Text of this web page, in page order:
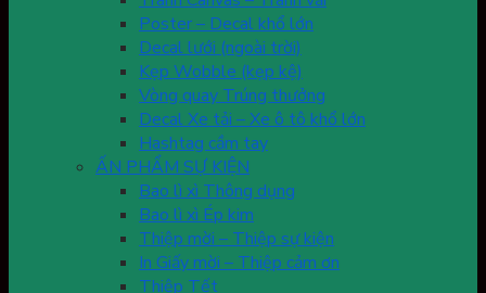
Poster – Decal khổ lớn
Decal lưới (ngoài trời)
Kẹp Wobble (kẹp kệ)
Vòng quay Trúng thưởng
Decal Xe tải – Xe ô tô khổ lớn
Hashtag cầm tay
ẤN PHẨM SỰ KIỆN
Bao lì xì Thông dụng
Bao lì xì Ép kim
Thiệp mời – Thiệp sự kiện
In Giấy mời – Thiệp cảm ơn
Thiệp Tết